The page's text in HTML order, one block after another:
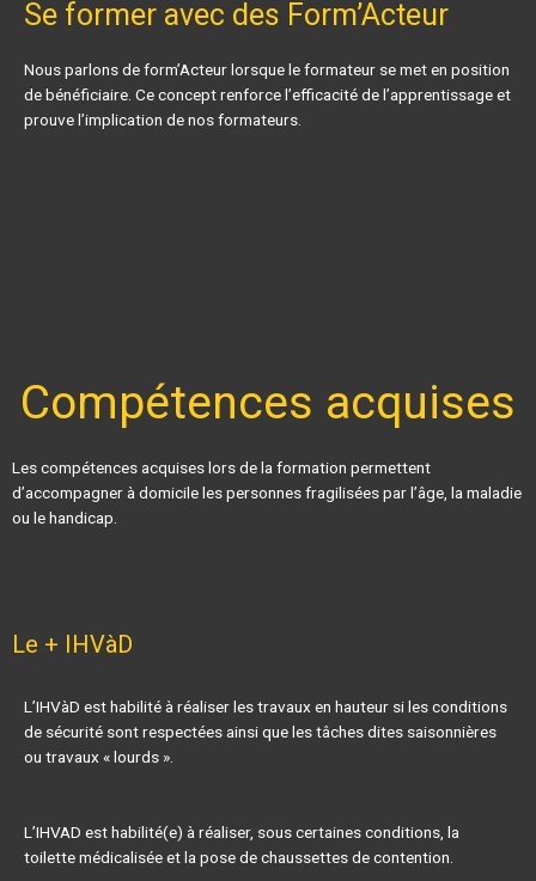
Se former avec des Form’Acteur
Nous parlons de form’Acteur lorsque le formateur se met en position
de bénéficiaire. Ce concept renforce l’efficacité de l’apprentissage et
prouve l’implication de nos formateurs.
Compétences acquises
Les compétences acquises lors de la formation permettent
d’accompagner à domicile les personnes fragilisées par l’âge, la maladie
ou le handicap.
Le + IHVàD
L’IHVàD est habilité à réaliser les travaux en hauteur si les conditions
de sécurité sont respectées ainsi que les tâches dites saisonnières
ou travaux « lourds ».
L’IHVAD est habilité(e) à réaliser, sous certaines conditions, la
toilette médicalisée et la pose de chaussettes de contention.